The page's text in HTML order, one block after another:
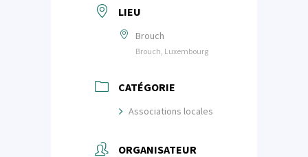
LIEU
Brouch
Brouch, Luxembourg
CATÉGORIE
Associations locales
ORGANISATEUR